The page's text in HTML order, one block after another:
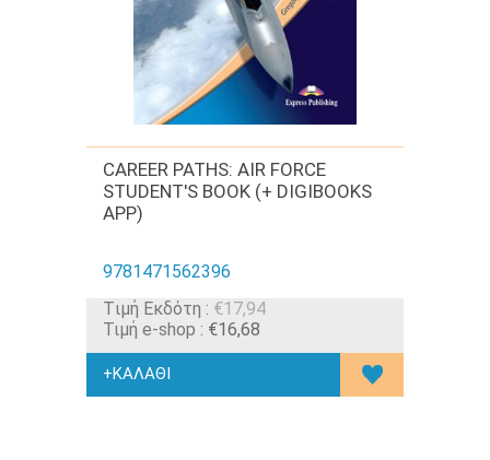
CAREER PATHS: AIR FORCE
STUDENT'S BOOK (+ DIGIBOOKS
APP)
9781471562396
Tιμή Εκδότη : €17,94
Τιμή e-shop : €16,68